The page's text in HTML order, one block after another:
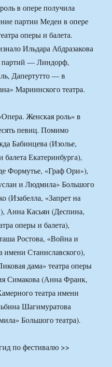
в опере получила
партии Медеи в опере
оперы и балета.
Ильдара Абдразакова
партий — Линдорф,
Дапертутто — в
Мариинского театра.
Женская роль» в
певиц. Помимо
Бабинцева (Изолье,
Екатеринбурга),
Формутье, «Граф Ори»),
и Людмила» Большого
(Изабелла, «Запрет на
Анна Касьян (Деспина,
оперы и балета),
Ростова, «Война и
имени Станиславского),
дама» театра оперы
Симакова (Анна Франк,
театра имени
Шагимуратова
Большого театра).
по фестивалю >>